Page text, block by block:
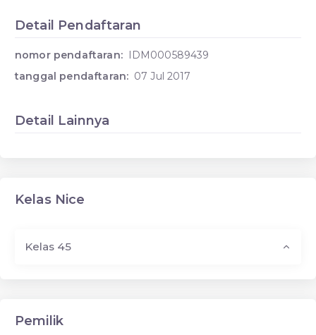
Detail Pendaftaran
nomor pendaftaran: IDM000589439
tanggal pendaftaran: 07 Jul 2017
Detail Lainnya
Kelas Nice
Kelas 45
Pemilik